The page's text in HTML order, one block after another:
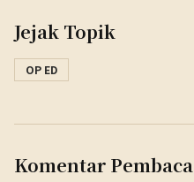
Jejak Topik
OP ED
Komentar Pembaca